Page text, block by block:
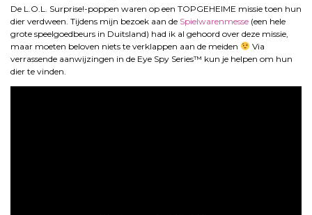
De L.O.L. Surprise!-poppen waren op een TOPGEHEIME missie toen hun
dier verdween. Tijdens mijn bezoek aan de Spielwarenmesse (een hele
grote speelgoedbeurs in Duitsland) had ik al gehoord over deze missie,
maar moeten beloven niets te verklappen aan de meiden
Via
verrassende aanwijzingen in de Eye Spy Series™ kun je helpen om hun
dier te vinden.